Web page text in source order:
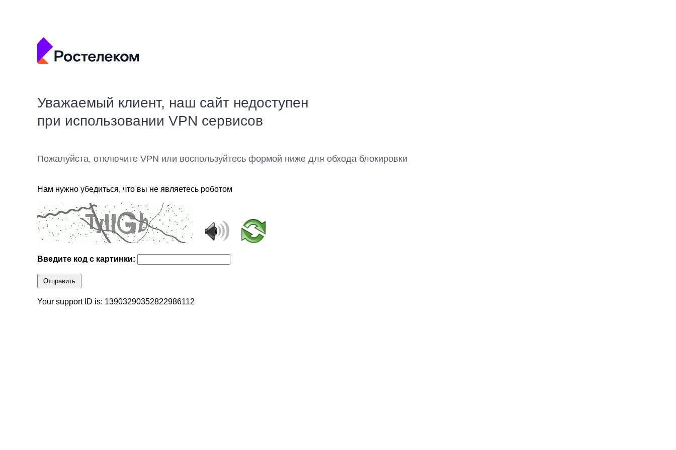
Уважаемый клиент, наш сайт недоступен
при использовании VPN сервисов
Пожалуйста, отключите VPN или воспользуйтесь формой ниже для обхода блокировки
Нам нужно убедиться, что вы не являетесь роботом
Введите код с картинки:
Отправить
Your support ID is: 13903290352822986112